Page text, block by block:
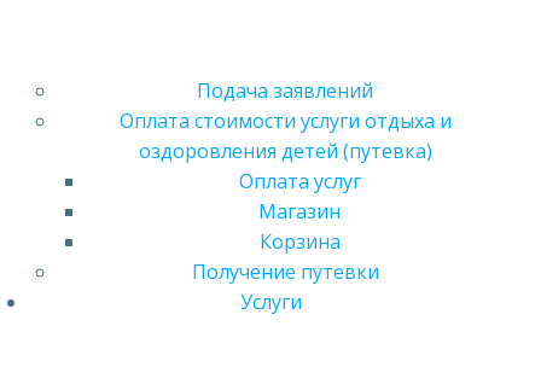
Подача заявлений
Оплата стоимости услуги отдыха и
оздоровления детей (путевка)
Оплата услуг
Магазин
Корзина
Получение путевки
Услуги